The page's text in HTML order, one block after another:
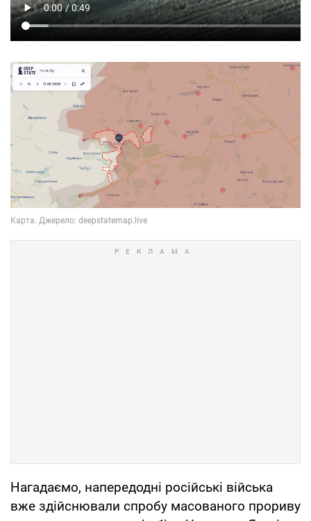
Нагадаємо, напередодні російські війська
вже здійснювали спробу масованого прориву